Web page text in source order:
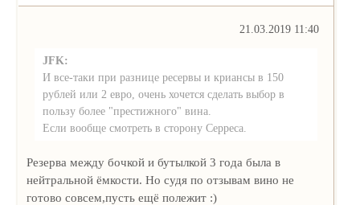
21.03.2019 11:40
JFK:
И все-таки при разнице ресервы и криансы в 150
рублей или 2 евро, очень хочется сделать выбор в
пользу более "престижного" вина.
Если вообще смотреть в сторону Серреса.
Резерва между бочкой и бутылкой 3 года была в
нейтральной ёмкости. Но судя по отзывам вино не
готово совсем,пусть ещё полежит :)